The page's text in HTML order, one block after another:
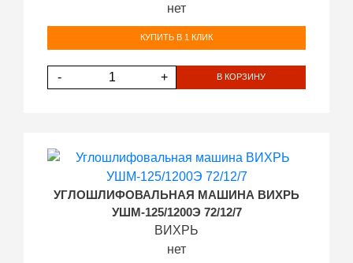
нет
КУПИТЬ В 1 КЛИК
- + В КОРЗИНУ
УГЛОШЛИФОВАЛЬНАЯ МАШИНА ВИХРЬ
УШМ-125/1200Э 72/12/7
ВИХРЬ
нет